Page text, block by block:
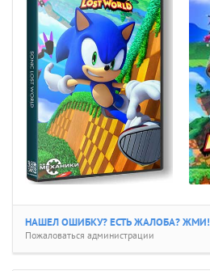
НАШЕЛ ОШИБКУ? ЕСТЬ ЖАЛОБА? ЖМИ!
Пожаловаться администрации